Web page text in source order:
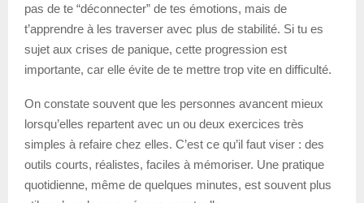
pas de te “déconnecter” de tes émotions, mais de
t’apprendre à les traverser avec plus de stabilité. Si tu es
sujet aux crises de panique, cette progression est
importante, car elle évite de te mettre trop vite en difficulté.
On constate souvent que les personnes avancent mieux
lorsqu’elles repartent avec un ou deux exercices très
simples à refaire chez elles. C’est ce qu’il faut viser : des
outils courts, réalistes, faciles à mémoriser. Une pratique
quotidienne, même de quelques minutes, est souvent plus